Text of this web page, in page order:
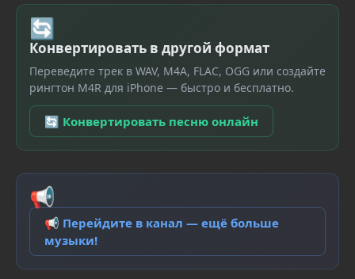
🔄
Конвертировать в другой формат
Переведите трек в WAV, M4A, FLAC, OGG или создайте
рингтон M4R для iPhone — быстро и бесплатно.
🔄 Конвертировать песню онлайн
📢
📢 Перейдите в канал — ещё больше
музыки!